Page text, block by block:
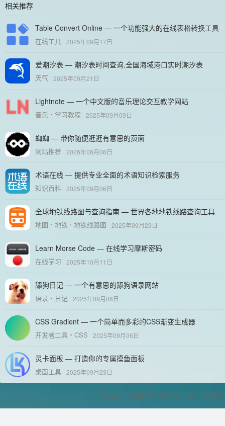
相关推荐
Table Convert Online — 一个功能强大的在线表格转换工具
在线工具 2025年09月17日
爱潮汐表 — 潮汐表时间查询,全国海域港口实时潮汐表
天气 2025年09月21日
Lightnote — 一个中文版的音乐理论交互教学网站
音乐 学习教程 2025年09月09日
蜘蜘 — 带你随便逛逛有意思的页面
网站推荐 2026年06月06日
术语在线 — 提供专业全面的术语知识检索服务
知识百科 2025年09月06日
全球地铁线路图与查询指南 — 世界各地地铁线路查询工具
地图 地铁 地铁线路图 2025年09月23日
Learn Morse Code — 在线学习摩斯密码
在线学习 2025年10月11日
舔狗日记 — 一个有意思的舔狗语录网站
语录 日记 2025年09月06日
CSS Gradient — 一个简单而多彩的CSS渐变生成器
开发者工具 CSS 2025年09月06日
灵卡面板 — 打造你的专属摸鱼面板
桌面工具 2025年09月23日
Copyright ©偷渡鱼 2016-2026 京ICP备